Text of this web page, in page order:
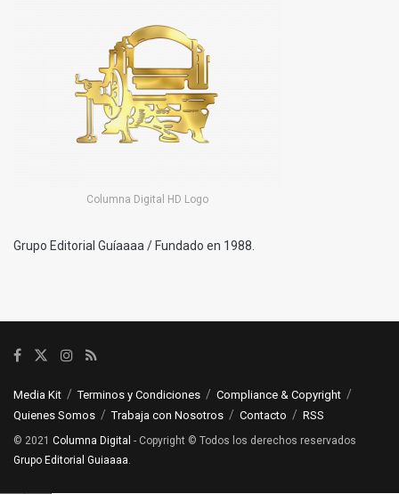
Columna Digital HD Logo
Grupo Editorial Guíaaaa / Fundado en 1988.
Media Kit Terminos y Condiciones
Compliance & Copyright
Quienes Somos
Trabaja con Nosotros Contacto RSS
© 2021 Columna Digital - Copyright © Todos los derechos reservados
Grupo Editorial Guiaaaa.